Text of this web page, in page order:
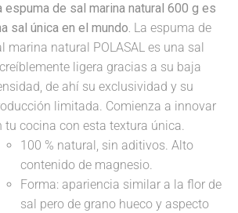
espuma de sal marina natural 600 g es
sal única en el mundo. La espuma de
marina natural POLASAL es una sal
ligera gracias a su baja
de ahí su exclusividad y su
limitada. Comienza a innovar
tu cocina con esta textura única.
100 % natural, sin aditivos. Alto
contenido de magnesio.
Forma: apariencia similar a la flor de
sal pero de grano hueco y aspecto